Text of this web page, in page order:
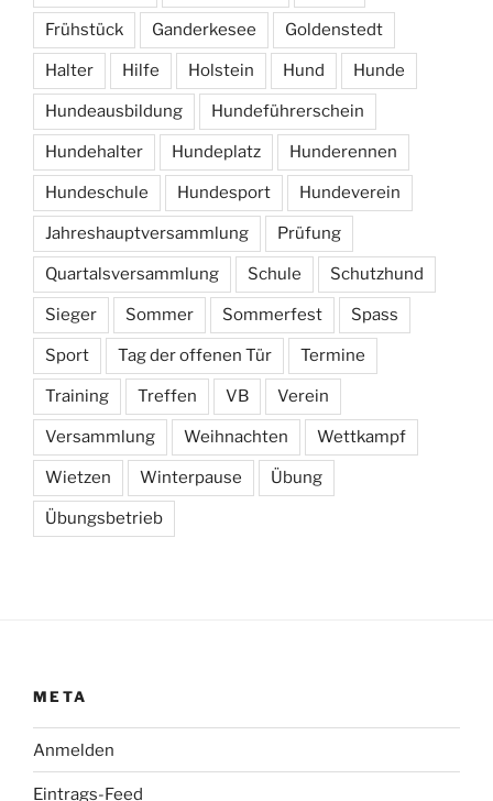
Frühstück Ganderkesee Goldenstedt
Halter Hilfe Holstein Hund Hunde
Hundeausbildung Hundeführerschein
Hundehalter Hundeplatz Hunderennen
Hundeschule Hundesport Hundeverein
Jahreshauptversammlung Prüfung
Quartalsversammlung Schule Schutzhund
Sieger Sommer Sommerfest Spass
Sport Tag der offenen Tür Termine
Training Treffen VB Verein
Versammlung Weihnachten Wettkampf
Wietzen Winterpause Übung
Übungsbetrieb
META
Anmelden
Eintrags-Feed